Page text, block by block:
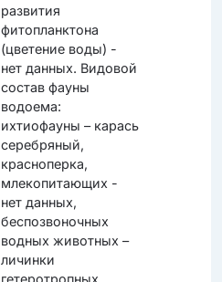
развития
фитопланктона
(цветение воды) -
нет данных. Видовой
состав фауны
водоема:
ихтиофауны – карась
серебряный,
красноперка,
млекопитающих -
нет данных,
беспозвоночных
водных животных –
личинки
гетеротропных